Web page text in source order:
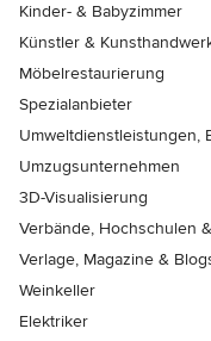
Kinder- & Babyzimmer
Künstler &
Möbelrestaurierung
Spezialanbieter
Umweltdienstleistungen,
Umzugsunternehmen
3D-Visualisierung
Verbände, Hochschulen
Verlage, Magazine &
Weinkeller
Elektriker